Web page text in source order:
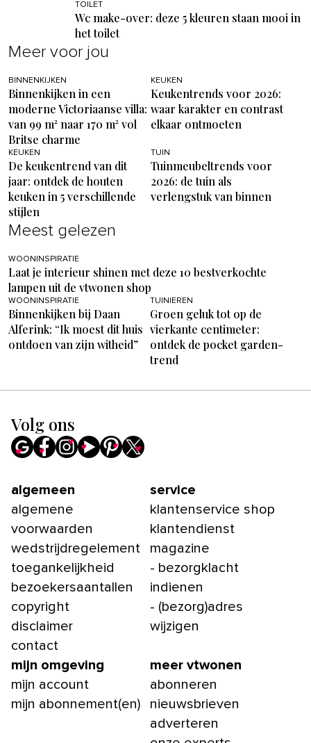
TOILET
Wc make-over: deze 5 kleuren staan mooi in
het toilet
Meer voor jou
BINNENKIJKEN
Binnenkijken in een
moderne Victoriaanse villa:
van 99 m² naar 170 m² vol
Britse charme
KEUKEN
Keukentrends voor 2026:
waar karakter en contrast
elkaar ontmoeten
KEUKEN
De keukentrend van dit
jaar: ontdek de houten
keuken in 5 verschillende
stijlen
TUIN
Tuinmeubeltrends voor
2026: de tuin als
verlengstuk van binnen
Meest gelezen
WOONINSPIRATIE
Laat je interieur shinen met deze 10 bestverkochte
lampen uit de vtwonen shop
WOONINSPIRATIE
Binnenkijken bij Daan
Alferink: “Ik moest dit huis
ontdoen van zijn witheid”
TUINIEREN
Groen geluk tot op de
vierkante centimeter:
ontdek de pocket garden-
trend
Volg ons
algemeen
algemene
voorwaarden
wedstrijdregelement
toegankelijkheid
bezoekersaantallen
copyright
disclaimer
contact
service
klantenservice shop
klantendienst
magazine
- bezorgklacht
indienen
- (bezorg)adres
wijzigen
mijn omgeving
mijn account
mijn abonnement(en)
meer vtwonen
abonneren
nieuwsbrieven
adverteren